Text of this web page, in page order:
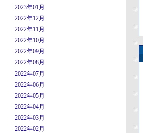
2023年01月
2022年12月
2022年11月
2022年10月
2022年09月
2022年08月
2022年07月
2022年06月
2022年05月
2022年04月
2022年03月
2022年02月